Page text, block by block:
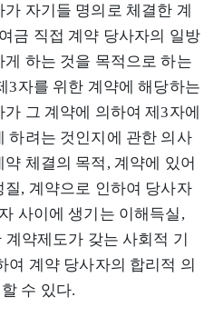
자기들 명의로 체결한 계
금 직접 계약 당사자의 일방
하는 것을 목적으로 하는
3자를 위한 계약에 해당하는
그 계약에 의하여 제3자에
하려는 것인지에 관한 의사
체결의 목적, 계약에 있어
, 계약으로 인하여 당사자
사이에 생기는 이해득실,
약제도가 갖는 사회적 기
여 계약 당사자의 합리적 의
수 있다.